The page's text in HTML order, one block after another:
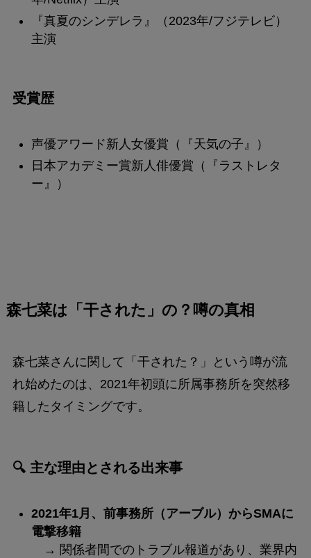
『真夏のシンデレラ』（2023年/フジテレビ）
主演
受賞歴
声優アワード新人女優賞（『天気の子』）
日本アカデミー賞新人俳優賞（『ラストレタ
ー』）
森七菜は「干された」の？噂の真相
森七菜さんに関して「干された？」という噂が流
れ始めたのは、2021年初頭に所属事務所を突然移
籍したタイミングです。
🔍 主な理由とされる出来事
2021年1月、前事務所（アーブル）からSMAに
電撃移籍
→ 関係者間でのトラブル報道があり、業界内